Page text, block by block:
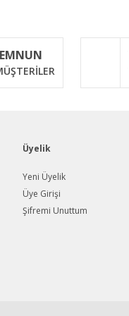
Üyelik
Yeni Üyelik
Üye Girişi
Şifremi Unuttum